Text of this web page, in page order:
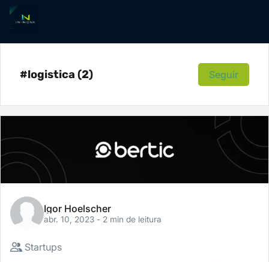
#logistica (2) Seguir
Igor Hoelscher
abr. 10, 2023 - 2 min de leitura
Startups